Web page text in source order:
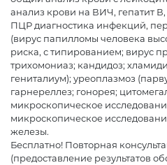
анализ крови на ВИЧ, гепатит В,
ПЦР диагностика инфекций,
(вирус папилломы человека
риска, с типированием; вирус
трихомониаз; кандидоз;
гениталиум); уреоплазмоз
гарнереллез; гонорея;
микроскопическое
микроскопическое
железы.
Бесплатно! Повторная
(предоставление результатов